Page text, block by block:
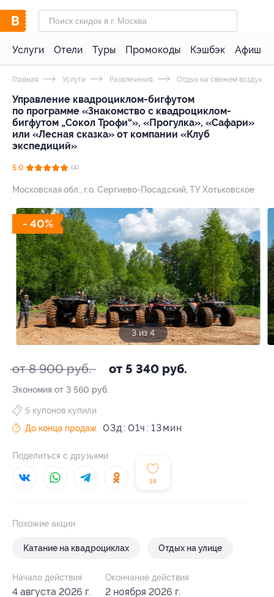
Услуги Отели Туры Промокоды Кэшбэк Афиша
Главная Услуги Развлечения Отдых на свежем воздухе
Управление квадроциклом-бигфутом
по программе «Знакомство с квадроциклом-
бигфутом „Сокол Трофи“», «Прогулка», «Сафари»
или «Лесная сказка» от компании «Клуб
экспедиций»
5.0 (4)
Московская обл., г.о. Сергиево-Посадский, ТУ Хотьковское
- 40%
3 из 4
от 8 900 руб. от 5 340 руб.
Экономия от 3 560 руб.
18
5 купонов купили
До конца продаж
03д 01ч 13
Поделиться с друзьями
Похожие акции
Катание на квадроциклах Отдых на улице
Начало действия
4 августа 2026 г.
Окончание действия
2 ноября 2026 г.